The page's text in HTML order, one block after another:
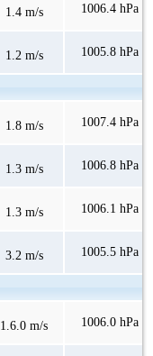
1.4 m/s 1006.4 hPa
1.2 m/s 1005.8 hPa
1.8 m/s 1007.4 hPa
1.3 m/s 1006.8 hPa
1.3 m/s 1006.1 hPa
3.2 m/s 1005.5 hPa
1.6.0 m/s 1006.0 hPa